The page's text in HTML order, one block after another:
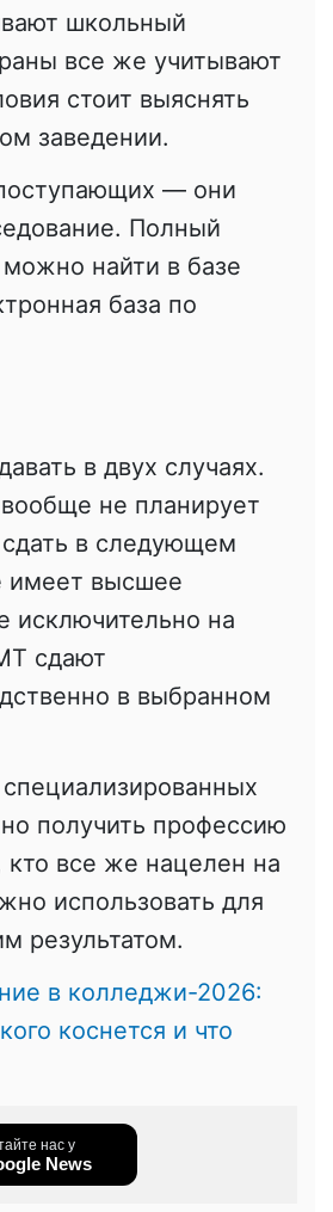
школьный
все же учитывают
стоит выяснять
заведении.
— они
Полный
найти в базе
база по
в двух случаях.
не планирует
в следующем
имеет высшее
исключительно на
сдают
в выбранном
получить профессию
все же нацелен на
использовать для
результатом.
в колледжи-2026:
коснется и что
нас у
News